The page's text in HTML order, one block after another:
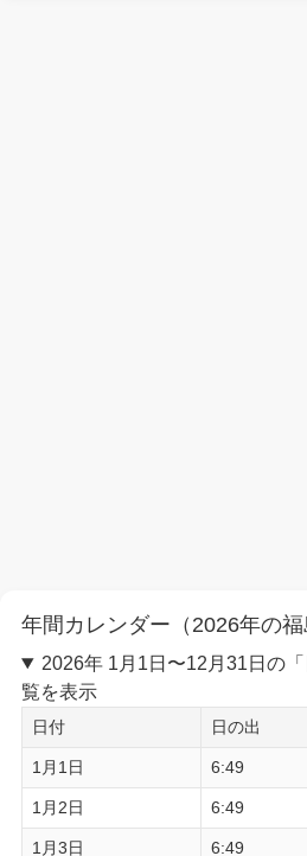
年間カレンダー（2026年の福
2026年 1月1日〜12月31日の
覧を表示
日付 日の出
1月1日 6:49
1月2日 6:49
1月3日 6:49